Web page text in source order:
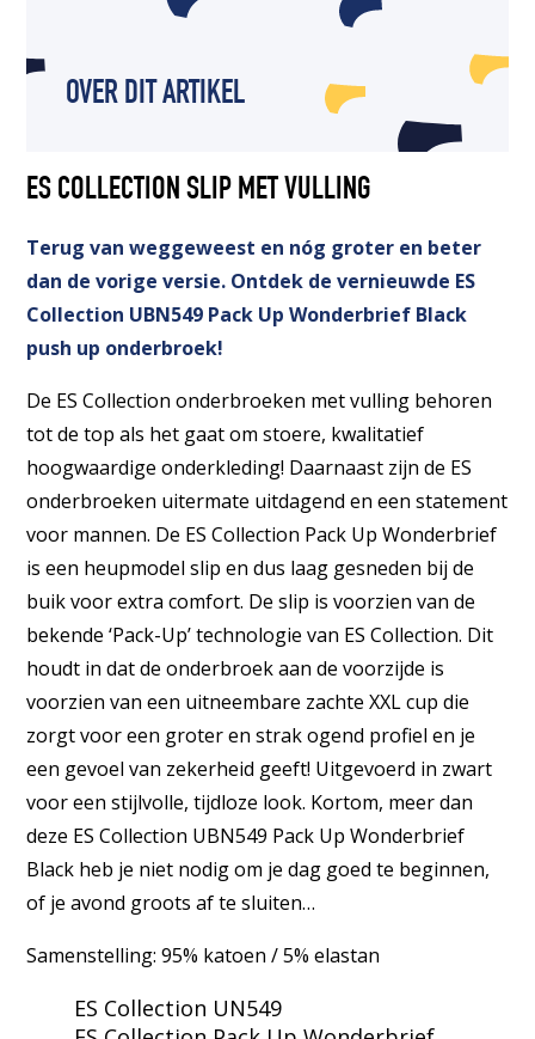
OVER DIT ARTIKEL
ES COLLECTION SLIP MET VULLING
Terug van weggeweest en nóg groter en beter
dan de vorige versie. Ontdek de vernieuwde ES
Collection UBN549 Pack Up Wonderbrief Black
push up onderbroek!
De ES Collection onderbroeken met vulling behoren
tot de top als het gaat om stoere, kwalitatief
hoogwaardige onderkleding! Daarnaast zijn de ES
onderbroeken uitermate uitdagend en een statement
voor mannen. De ES Collection Pack Up Wonderbrief
is een heupmodel slip en dus laag gesneden bij de
buik voor extra comfort. De slip is voorzien van de
bekende ‘Pack-Up’ technologie van ES Collection. Dit
houdt in dat de onderbroek aan de voorzijde is
voorzien van een uitneembare zachte XXL cup die
zorgt voor een groter en strak ogend profiel en je
een gevoel van zekerheid geeft! Uitgevoerd in zwart
voor een stijlvolle, tijdloze look. Kortom, meer dan
deze ES Collection UBN549 Pack Up Wonderbrief
Black heb je niet nodig om je dag goed te beginnen,
of je avond groots af te sluiten…
Samenstelling: 95% katoen / 5% elastan
ES Collection UN549